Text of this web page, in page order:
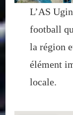
L’AS
football
la région
élément
locale.